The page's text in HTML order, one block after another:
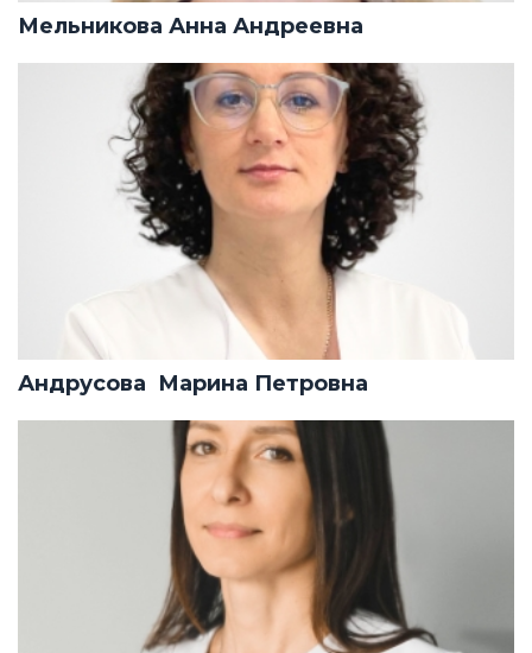
Мельникова Анна Андреевна
Андрусова Марина Петровна